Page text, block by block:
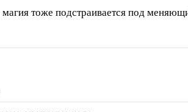
магия тоже подстраивается под